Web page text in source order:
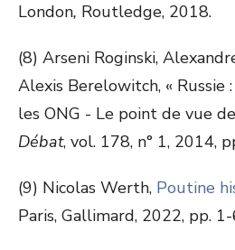
London, Routledge, 2018.
(8) Arseni Roginski,
Alexis Berelowitch, « Russie
les ONG - Le point de vue
Débat, vol. 178, n° 1, 2014,
(9) Nicolas Werth, Poutine
Paris, Gallimard, 2022, pp.